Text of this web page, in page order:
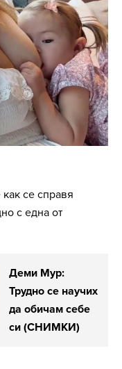
се справя
с една от
Деми Мур:
Трудно се научих
да обичам себе
си (СНИМКИ)